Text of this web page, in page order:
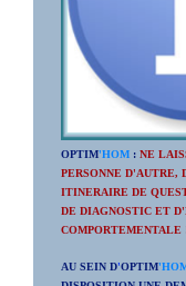
OPTIM'HOM : NE
PERSONNE D'AUTRE,
ITINERAIRE DE
DE DIAGNOSTIC ET
COMPORTEMENTALE
AU SEIN D'OPTIM